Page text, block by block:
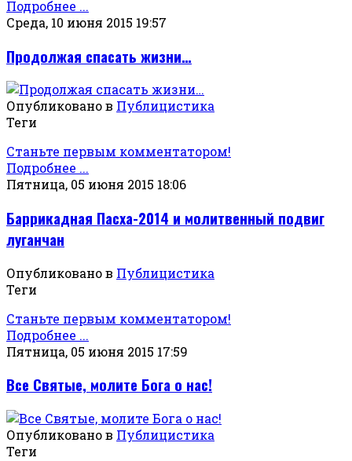
Подробнее ...
Среда, 10 июня 2015 19:57
Продолжая спасать жизни…
Опубликовано в Публицистика
Теги
Станьте первым комментатором!
Подробнее ...
Пятница, 05 июня 2015 18:06
Баррикадная Пасха-2014 и молитвенный подвиг
луганчан
Опубликовано в Публицистика
Теги
Станьте первым комментатором!
Подробнее ...
Пятница, 05 июня 2015 17:59
Все Святые, молите Бога о нас!
Опубликовано в Публицистика
Теги